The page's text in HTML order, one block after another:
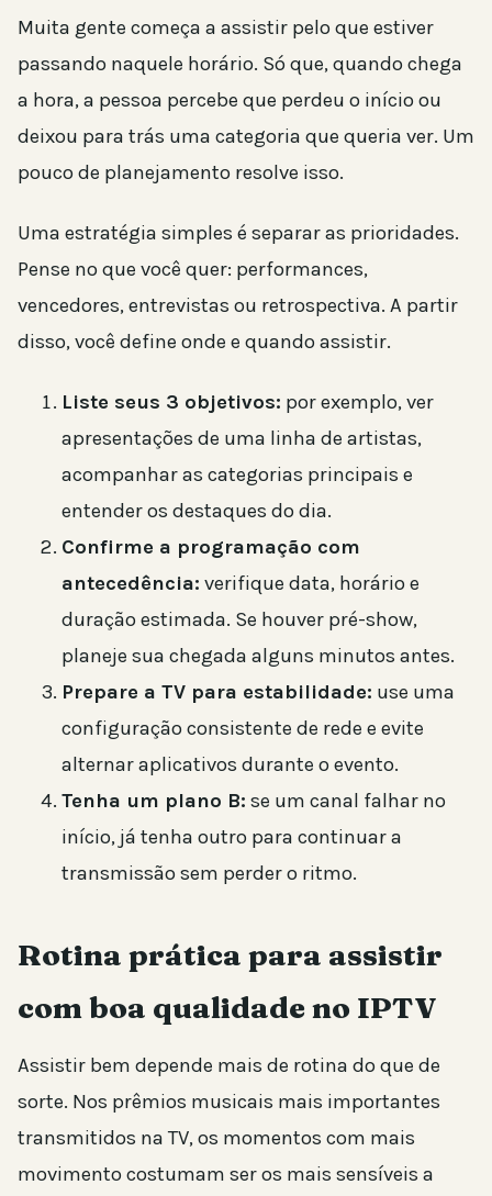
Muita gente começa a assistir pelo que estiver
passando naquele horário. Só que, quando chega
a hora, a pessoa percebe que perdeu o início ou
deixou para trás uma categoria que queria ver. Um
pouco de planejamento resolve isso.
Uma estratégia simples é separar as prioridades.
Pense no que você quer: performances,
vencedores, entrevistas ou retrospectiva. A partir
disso, você define onde e quando assistir.
Liste seus 3 objetivos: por exemplo, ver
apresentações de uma linha de artistas,
acompanhar as categorias principais e
entender os destaques do dia.
Confirme a programação com
antecedência: verifique data, horário e
duração estimada. Se houver pré-show,
planeje sua chegada alguns minutos antes.
Prepare a TV para estabilidade: use uma
configuração consistente de rede e evite
alternar aplicativos durante o evento.
Tenha um plano B: se um canal falhar no
início, já tenha outro para continuar a
transmissão sem perder o ritmo.
Rotina prática para assistir
com boa qualidade no IPTV
Assistir bem depende mais de rotina do que de
sorte. Nos prêmios musicais mais importantes
transmitidos na TV, os momentos com mais
movimento costumam ser os mais sensíveis a